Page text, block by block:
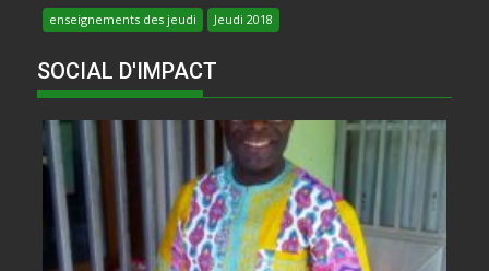
enseignements des jeudi Jeudi 2018
SOCIAL D'IMPACT